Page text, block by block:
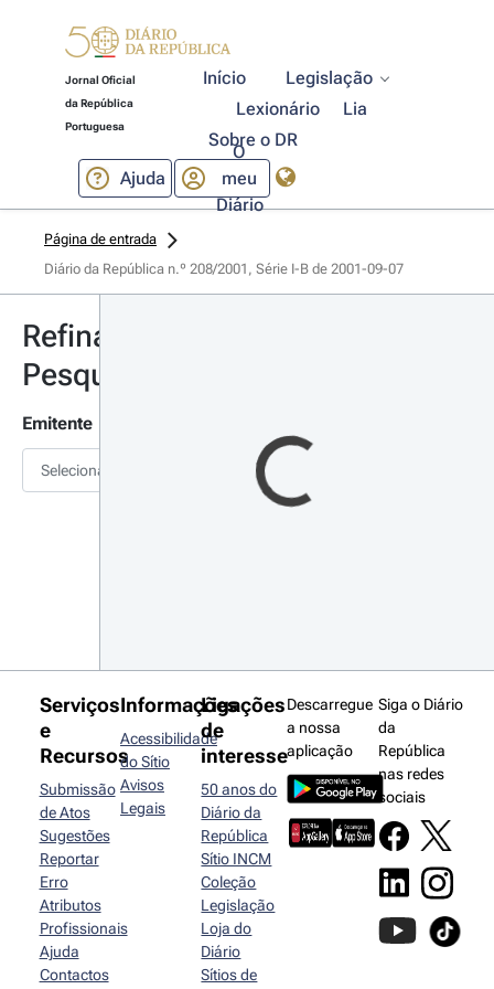
Jornal Oficial
da República
Portuguesa
Início
Legislação
Lexionário
Lia
Sobre o DR
Ajuda
O
meu
Diário
Página de entrada
Diário da República n.º 208/2001, Série I-B de 2001-09-07
Refinar
Pesquisa
Emitente
Selecionar
Serviços
e
Recursos
Submissão
de Atos
Sugestões
Reportar
Erro
Atributos
Profissionais
Ajuda
Contactos
Informações
Acessibilidade
do Sítio
Avisos
Legais
Ligações
de
interesse
50 anos do
Diário da
República
Sítio INCM
Coleção
Legislação
Loja do
Diário
Sítios de
Descarregue
a nossa
aplicação
Siga o Diário
da
República
nas redes
sociais